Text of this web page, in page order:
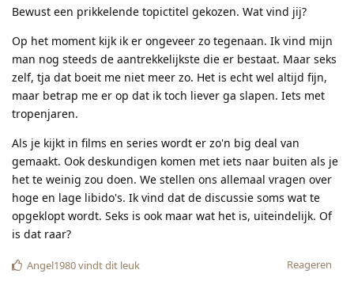
Bewust een prikkelende topictitel gekozen. Wat vind jij?
Op het moment kijk ik er ongeveer zo tegenaan. Ik vind mijn
man nog steeds de aantrekkelijkste die er bestaat. Maar seks
zelf, tja dat boeit me niet meer zo. Het is echt wel altijd fijn,
maar betrap me er op dat ik toch liever ga slapen. Iets met
tropenjaren.
Als je kijkt in films en series wordt er zo'n big deal van
gemaakt. Ook deskundigen komen met iets naar buiten als je
het te weinig zou doen. We stellen ons allemaal vragen over
hoge en lage libido's. Ik vind dat de discussie soms wat te
opgeklopt wordt. Seks is ook maar wat het is, uiteindelijk. Of
is dat raar?
Reageren
Angel1980vindt dit leuk